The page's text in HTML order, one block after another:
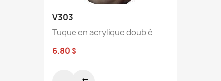
V303
Tuque en acrylique doublé
6,80 $